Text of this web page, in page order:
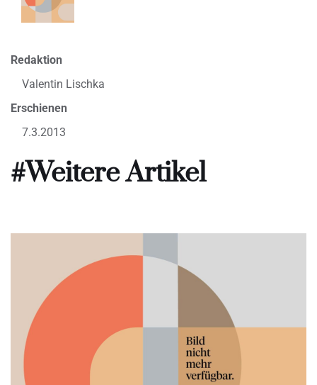
Redaktion
Valentin Lischka
Erschienen
7.3.2013
#Weitere Artikel